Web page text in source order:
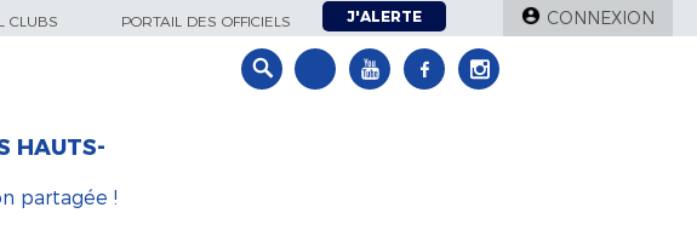
CLUBS PORTAIL DES OFFICIELS J'ALERTE CONNEXION
HAUTS-
partagée !